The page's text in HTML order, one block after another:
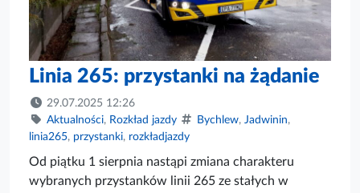
Linia 265: przystanki na żądanie
29.07.2025 12:26
Aktualności, Rozkład jazdy Bychlew, Jadwinin,
linia265, przystanki, rozkładjazdy
Od piątku 1 sierpnia nastąpi zmiana charakteru
wybranych przystanków linii 265 ze stałych w